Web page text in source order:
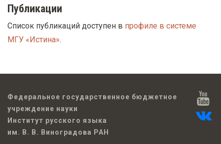
Публикации
Список публикаций доступен в профиле в системе
МГУ «Истина».
Федеральное государственное бюджетное
учреждение науки
Институт русского языка
им. В. В. Виноградова РАН